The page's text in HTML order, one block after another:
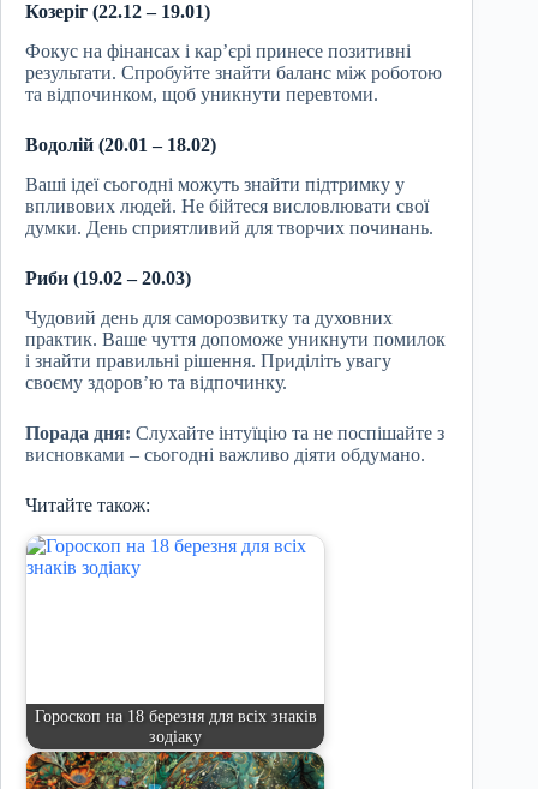
Козеріг (22.12 – 19.01)
Фокус на фінансах і кар’єрі принесе позитивні
результати. Спробуйте знайти баланс між роботою
та відпочинком, щоб уникнути перевтоми.
Водолій (20.01 – 18.02)
Ваші ідеї сьогодні можуть знайти підтримку у
впливових людей. Не бійтеся висловлювати свої
думки. День сприятливий для творчих починань.
Риби (19.02 – 20.03)
Чудовий день для саморозвитку та духовних
практик. Ваше чуття допоможе уникнути помилок
і знайти правильні рішення. Приділіть увагу
своєму здоров’ю та відпочинку.
Порада дня: Слухайте інтуїцію та не поспішайте з
висновками – сьогодні важливо діяти обдумано.
Читайте також:
Гороскоп на 18 березня для всіх знаків
зодіаку